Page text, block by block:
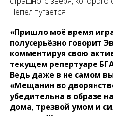
Пепел пугается.
«Пришло моё время
полусерьёзно говорит
комментируя свою
текущем репертуаре
Ведь даже в не самом
«Мещанин во
убедительна в образе
дома, трезвой умом и